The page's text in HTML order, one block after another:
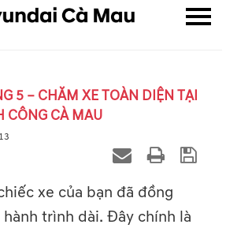
5 – CHĂM XE TOÀN DIỆN TẠI
CÔNG CÀ MAU
xe của bạn đã đồng
trình dài. Đây chính là